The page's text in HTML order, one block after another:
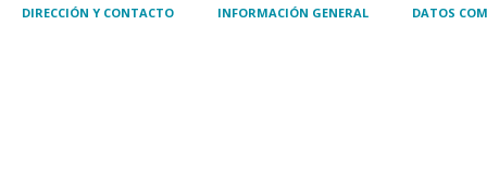
DIRECCIÓN Y CONTACTO INFORMACIÓN GENERAL DATOS